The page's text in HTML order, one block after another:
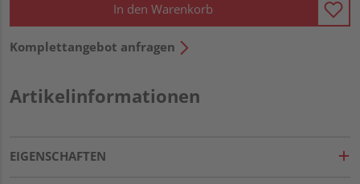
In den Warenkorb
Komplettangebot anfragen
Artikelinformationen
EIGENSCHAFTEN